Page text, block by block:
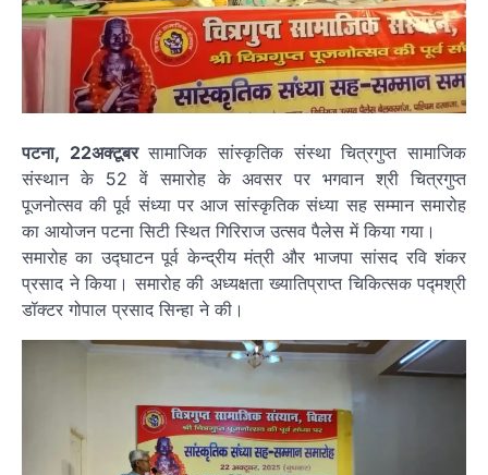
पटना, 22अक्टूबरसामाजिक सांस्कृतिक संस्था चित्रगुप्त सामाजिक
संस्थान के 52 वें समारोह के अवसर पर भगवान श्री चित्रगुप्त
पूजनोत्सव की पूर्व संध्या पर आज सांस्कृतिक संध्या सह सम्मान समारोह
का आयोजन पटना सिटी स्थित गिरिराज उत्सव पैलेस में किया गया।
समारोह का उद्घाटन पूर्व केन्द्रीय मंत्री और भाजपा सांसद रवि शंकर
प्रसाद ने किया। समारोह की अध्यक्षता ख्यातिप्राप्त चिकित्सक पद्मश्री
डॉक्टर गोपाल प्रसाद सिन्हा ने की।